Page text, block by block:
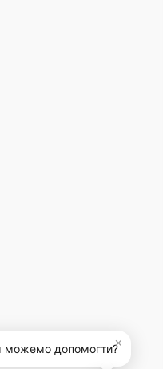
×
можемо допомогти?